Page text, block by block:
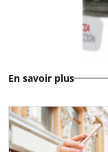
En savoir plus